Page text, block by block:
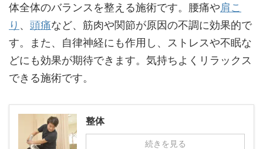
体全体のバランスを整える施術です。腰痛や肩こ
り 、 頭痛など、筋肉や関節が原因の不調に効果的で
す。また、自律神経にも作用し、ストレスや不眠な
どにも効果が期待できます。気持ちよくリラックス
できる施術です。
整体
続きを見る